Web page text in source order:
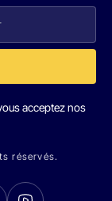
acceptez nos
réservés.